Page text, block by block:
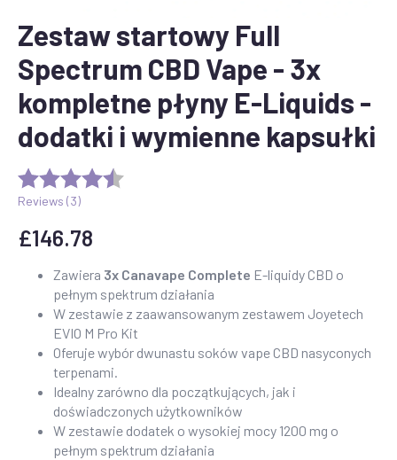
Zestaw startowy Full
Spectrum CBD Vape - 3x
kompletne płyny E-Liquids -
dodatki i wymienne kapsułki
Reviews (3)
£146.78
Zawiera 3x Canavape Complete E-liquidy CBD o
pełnym spektrum działania
W zestawie z zaawansowanym zestawem Joyetech
EVIO M Pro Kit
Oferuje wybór dwunastu soków vape CBD nasyconych
terpenami.
Idealny zarówno dla początkujących, jak i
doświadczonych użytkowników
W zestawie dodatek o wysokiej mocy 1200 mg o
pełnym spektrum działania